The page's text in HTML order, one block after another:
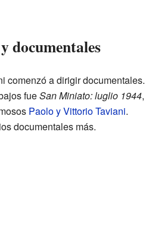
documentales
comenzó a dirigir documentales.
fueSan Miniato: luglio 1944,
Paolo y Vittorio Taviani.
documentales más.